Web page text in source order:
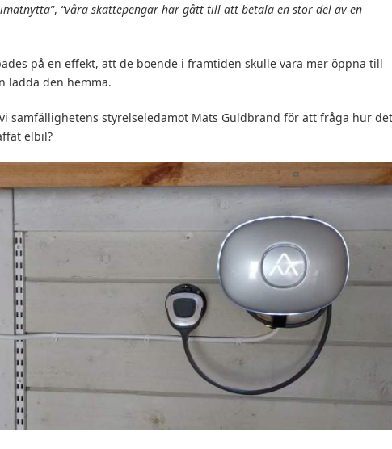
, “våra skattepengar har gått till att betala en stor del av en
på en effekt, att de boende i framtiden skulle vara mer öppna till
ladda den hemma.
samfällighetens styrelseledamot Mats Guldbrand för att fråga hur det
elbil?